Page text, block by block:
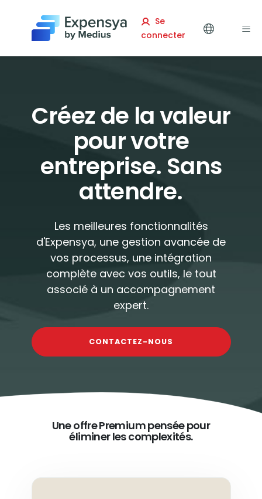
Expensya
Se
connecter
Créez de la valeur
pour votre
entreprise. Sans
attendre.
Les meilleures fonctionnalités
d'Expensya, une gestion avancée de
vos processus, une intégration
complète avec vos outils, le tout
associé à un accompagnement
expert.
CONTACTEZ-NOUS
Une offre Premium pensée pour
éliminer les complexités.